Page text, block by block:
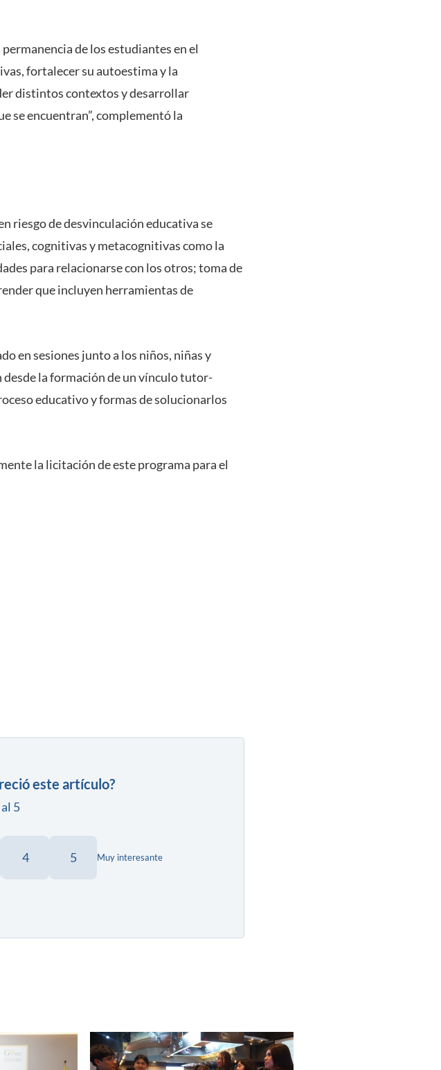
de los estudiantes en el
fortalecer su autoestima y la
distintos contextos y desarrollar
se encuentran”, complementó la
riesgo de desvinculación educativa se
cognitivas y metacognitivas como la
para relacionarse con los otros; toma de
que incluyen herramientas de
en sesiones junto a los niños, niñas y
la formación de un vínculo tutor-
educativo y formas de solucionarlos
la licitación de este programa para el
este artículo?
5
4 5 Muy interesante